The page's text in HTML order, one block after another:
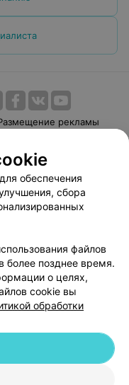
рекламы
Способы оплаты
103.by
данных
Республика Беларусь,
16 | help@103.by
обеспечения
сбора
файлов
более позднее время.
о целях,
cookie вы
обработки